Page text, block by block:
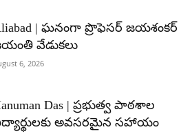
| ఘనంగా ప్రొఫెసర్ జయశంకర్
వేడుకలు
6, 2026
Das | ప్రభుత్వ పాఠశాల
అవసరమైన సహాయం